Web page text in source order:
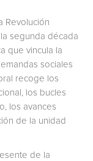
Revolución
segunda década
que vincula la
sociales
recoge los
los bucles
los avances
de la unidad
de la